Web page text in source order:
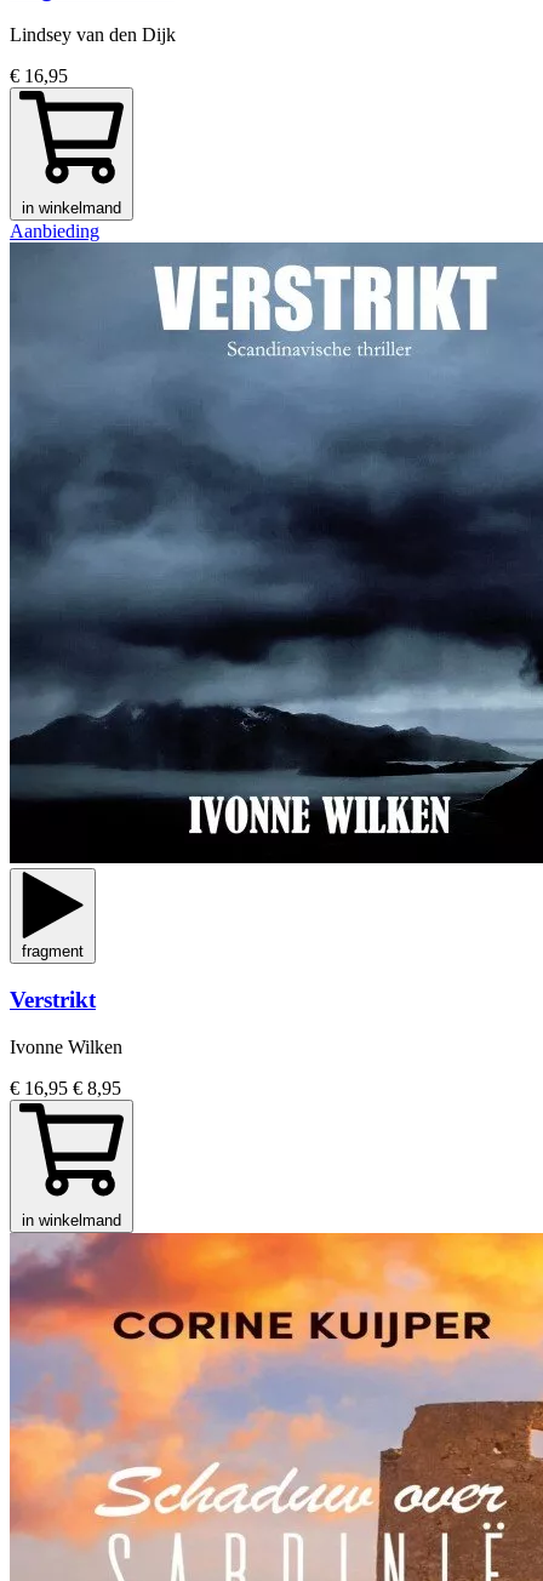
Lindsey van den Dijk
€ 16,95
in winkelmand
Aanbieding
fragment
Verstrikt
Ivonne Wilken
€ 16,95 € 8,95
in winkelmand